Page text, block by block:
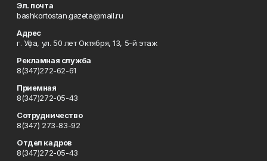
Эл. почта
bashkortostan.gazeta@mail.ru
Адрес
г. Уфа, ул. 50 лет Октября, 13, 5-й этаж
Рекламная служба
8(347)272-62-61
Приемная
8(347)272-05-43
Сотрудничество
8(347) 273-83-92
Отдел кадров
8(347)272-05-43